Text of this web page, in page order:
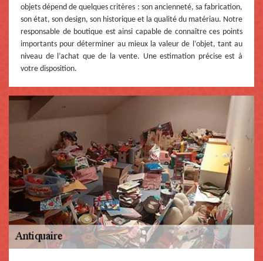
objets dépend de quelques critères : son ancienneté, sa fabrication,
son état, son design, son historique et la qualité du matériau. Notre
responsable de boutique est ainsi capable de connaître ces points
importants pour déterminer au mieux la valeur de l’objet, tant au
niveau de l’achat que de la vente. Une estimation précise est à
votre disposition.